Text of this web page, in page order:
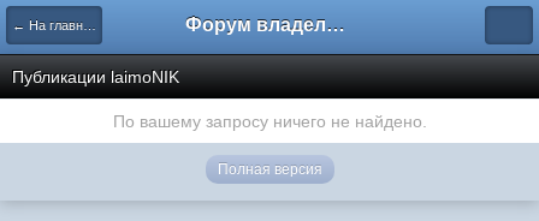
← На главную Форум владельцев интернет-магазинов
Публикации laimoNIK
По вашему запросу ничего не найдено.
Полная версия